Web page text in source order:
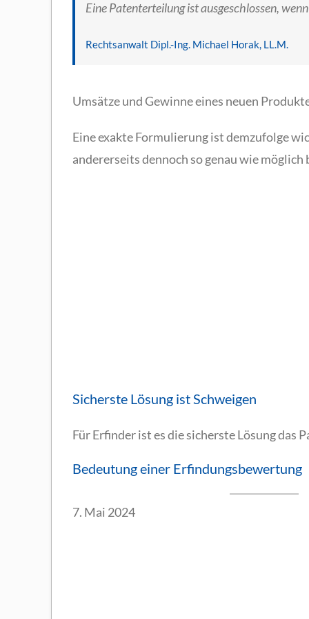
Eine Patenterteilung ist ausgeschlossen,
Rechtsanwalt Dipl.-Ing. Michael Horak, LL.M.
Umsätze und Gewinne eines neuen
Eine exakte Formulierung ist demzufolge
andererseits dennoch so genau wie möglich
Sicherste Lösung ist Schweigen
Für Erfinder ist es die sicherste Lösung das
Bedeutung einer Erfindungsbewertung
7. Mai 2024